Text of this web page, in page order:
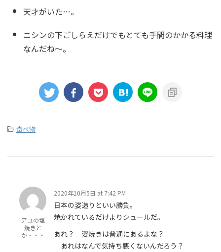
天才がいた…。
ニシンの下ごしらえだけでもとても手間のかかる料理
なんだね～。
-食べ物
アユの塩
焼きと
か・・・
2020年10月5日 at 7:42 PM
日本の姿造りといい勝負。
焼かれているだけよりシュールだ。
あれ？ 姿焼きは普通にあるよな？
あれはなんで気持ち悪くないんだろう？